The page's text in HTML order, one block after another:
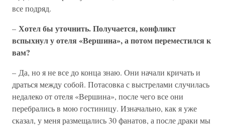
все подряд.
– Хотел бы уточнить. Получается, конфликт
вспыхнул у отеля «Вершина», а потом переместился к
вам?
– Да, но я не все до конца знаю. Они начали кричать и
драться между собой. Потасовка с выстрелами случилась
недалеко от отеля «Вершина», после чего все они
перебрались в мою гостиницу. Изначально, как я уже
сказал, у меня размещались 30 фанатов, а после драки мы